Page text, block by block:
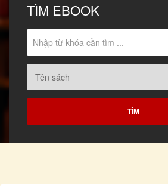
TÌM EBOOK